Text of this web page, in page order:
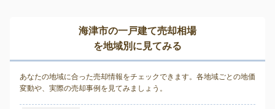
海津市の一戸建て売却相場
を地域別に見てみる
あなたの地域に合った売却情報をチェックできます。各地域ごとの地価
変動や、実際の売却事例を見てみましょう。